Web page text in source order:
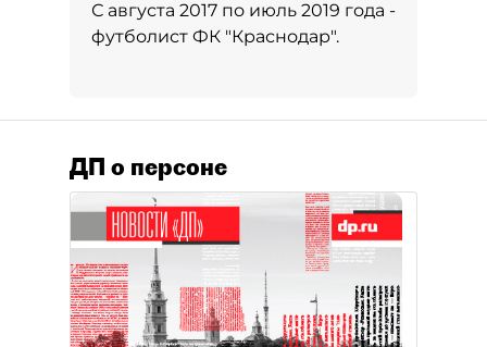
С августа 2017 по июль 2019 года -
футболист ФК "Краснодар".
ДП о персоне